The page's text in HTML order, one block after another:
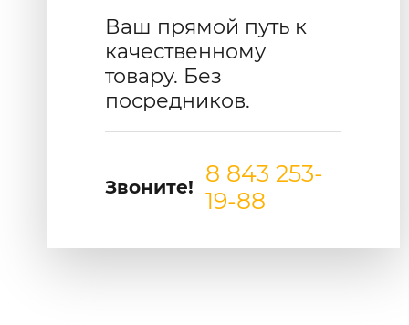
Ваш прямой путь к
качественному
товару. Без
посредников.
Звоните!
8 843 253-
19-88